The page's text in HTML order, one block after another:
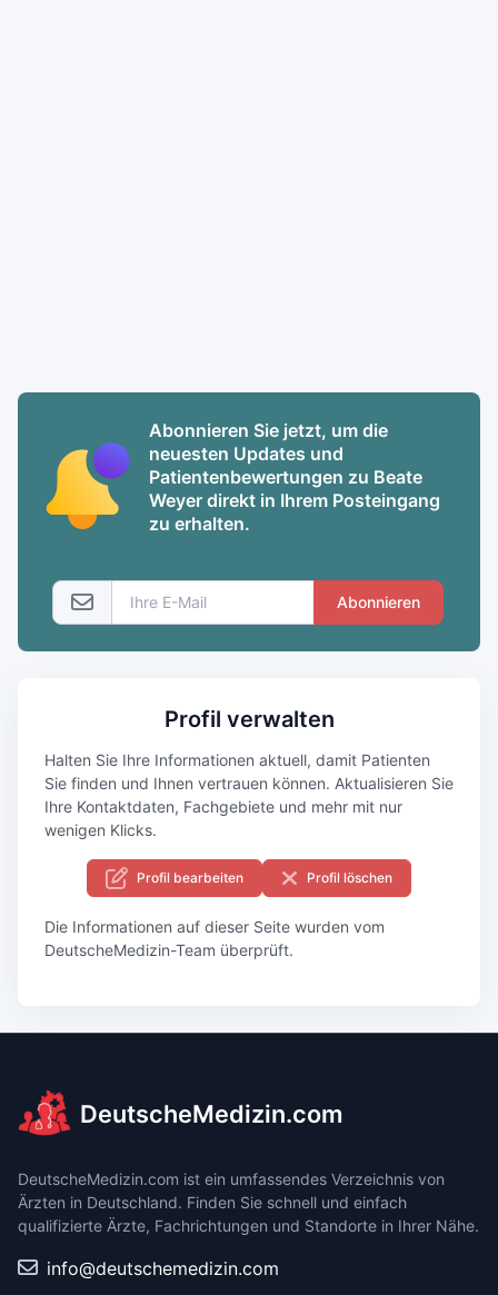
Abonnieren Sie jetzt, um die
neuesten Updates und
Patientenbewertungen zu Beate
Weyer direkt in Ihrem Posteingang
zu erhalten.
Abonnieren
Profil verwalten
Halten Sie Ihre Informationen aktuell, damit Patienten
Sie finden und Ihnen vertrauen können. Aktualisieren Sie
Ihre Kontaktdaten, Fachgebiete und mehr mit nur
wenigen Klicks.
Profil bearbeiten Profil löschen
Die Informationen auf dieser Seite wurden vom
DeutscheMedizin-Team überprüft.
DeutscheMedizin.com
DeutscheMedizin.com ist ein umfassendes Verzeichnis von
Ärzten in Deutschland. Finden Sie schnell und einfach
qualifizierte Ärzte, Fachrichtungen und Standorte in Ihrer Nähe.
info@deutschemedizin.com